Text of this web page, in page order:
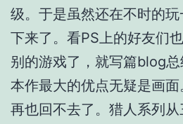
级。于是虽然还在不时的
下来了。看PS上的好友们
别的游戏了，就写篇blog总
本作最大的优点无疑是画
再也回不去了。猎人系列